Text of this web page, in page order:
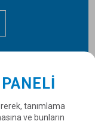
tanımlama
ve bunların